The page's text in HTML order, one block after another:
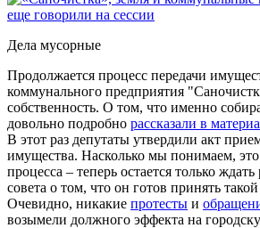
Дела мусорные
Продолжается процесс передачи
коммунального предприятия
собственность. О том, что именно
довольно подробно рассказали в
В этот раз депутаты утвердили акт
имущества. Насколько мы понимаем,
процесса – теперь остается только
совета о том, что он готов принять
Очевидно, никакие протесты и
возымели должного эффекта на